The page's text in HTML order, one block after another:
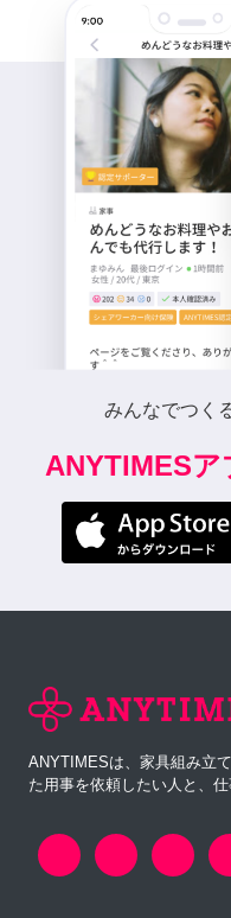
みんなでつく
ANYTIMES
ANYTIMESは、家具組み立
た用事を依頼したい人と、